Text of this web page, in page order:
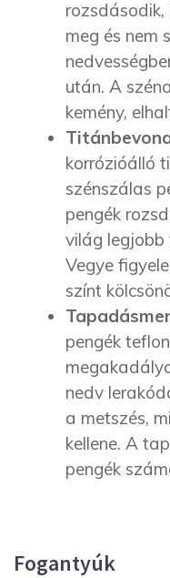
meg és nem
után. A
kemény,
korrózióálló
szénszálas
pengék
világ
Vegye
színt
pengék
nedv
a metszés,
kellene. A
pengék
Fogantyúk